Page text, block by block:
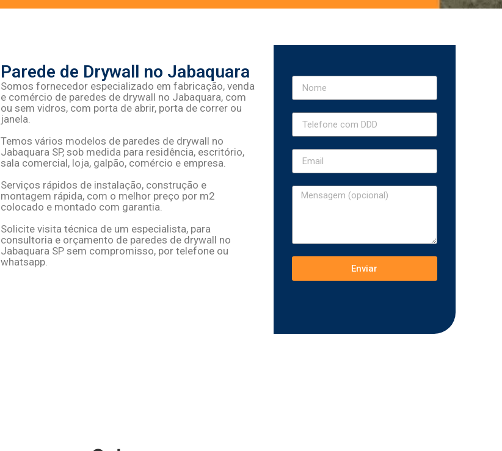
Parede de Drywall no Jabaquara
Somos fornecedor especializado em fabricação, venda
e comércio de paredes de drywall no Jabaquara, com
ou sem vidros, com porta de abrir, porta de correr ou
janela.
Temos vários modelos de paredes de drywall no
Jabaquara SP, sob medida para residência, escritório,
sala comercial, loja, galpão, comércio e empresa.
Serviços rápidos de instalação, construção e
montagem rápida, com o melhor preço por m2
colocado e montado com garantia.
Solicite visita técnica de um especialista, para
consultoria e orçamento de paredes de drywall no
Jabaquara SP sem compromisso, por telefone ou
whatsapp.
Enviar